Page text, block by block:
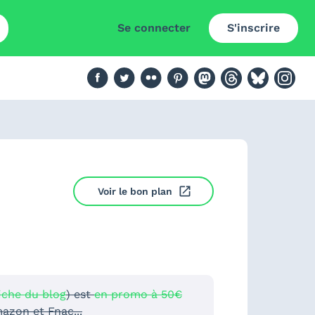
Se connecter S'inscrire
Voir le bon plan
du blog) esten promo à 50€
et Fnac...